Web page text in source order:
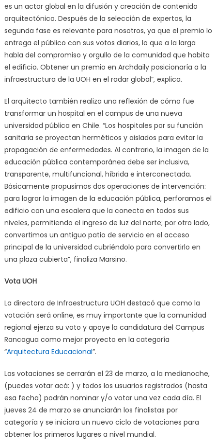
es un actor global en la difusión y creación de contenido
arquitectónico. Después de la selección de expertos, la
segunda fase es relevante para nosotros, ya que el premio lo
entrega el público con sus votos diarios, lo que a la larga
habla del compromiso y orgullo de la comunidad que habita
el edificio. Obtener un premio en Archdaily posicionaría a la
infraestructura de la UOH en el radar global”, explica.
El arquitecto también realiza una reflexión de cómo fue
transformar un hospital en el campus de una nueva
universidad pública en Chile. “Los hospitales por su función
sanitaria se proyectan herméticos y aislados para evitar la
propagación de enfermedades. Al contrario, la imagen de la
educación pública contemporánea debe ser inclusiva,
transparente, multifuncional, híbrida e interconectada.
Básicamente propusimos dos operaciones de intervención:
para lograr la imagen de la educación pública, perforamos el
edificio con una escalera que la conecta en todos sus
niveles, permitiendo el ingreso de luz del norte; por otro lado,
convertimos un antiguo patio de servicio en el acceso
principal de la universidad cubriéndolo para convertirlo en
una plaza cubierta”, finaliza Marsino.
Vota UOH
La directora de Infraestructura UOH destacó que como la
votación será online, es muy importante que la comunidad
regional ejerza su voto y apoye la candidatura del Campus
Rancagua como mejor proyecto en la categoría
“Arquitectura Educacional”.
Las votaciones se cerrarán el 23 de marzo, a la medianoche,
(puedes votar acá: ) y todos los usuarios registrados (hasta
esa fecha) podrán nominar y/o votar una vez cada día. El
jueves 24 de marzo se anunciarán los finalistas por
categoría y se iniciara un nuevo ciclo de votaciones para
obtener los primeros lugares a nivel mundial.